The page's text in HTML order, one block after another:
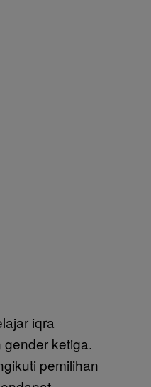
ketiga.
pemilihan